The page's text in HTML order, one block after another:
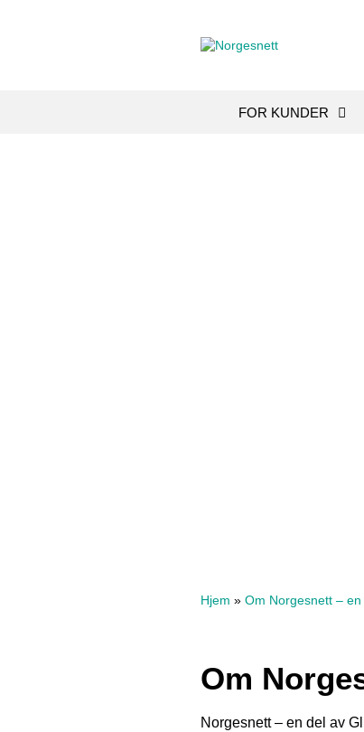
FOR KUNDER
Hjem » Om Norgesnett –
Om
Norgesnett – en del av